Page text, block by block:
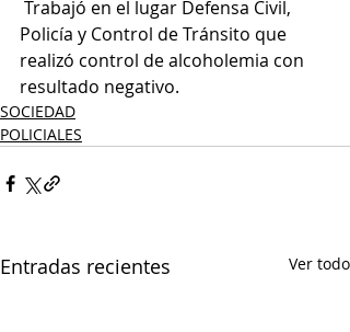
Policía y Control de Tránsito que
realizó control de alcoholemia con
resultado negativo.
SOCIEDAD
POLICIALES
Entradas recientes Ver todo